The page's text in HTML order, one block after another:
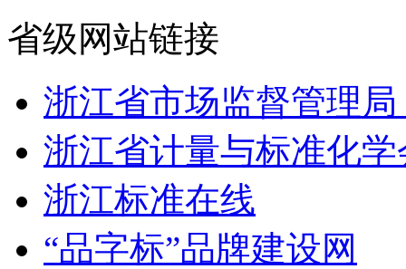
省级网站链接
浙江省市场监督管理
浙江省计量与标准化学
浙江标准在线
“品字标”品牌建设网